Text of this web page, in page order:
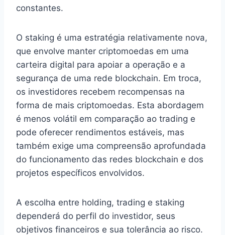
constantes.
O staking é uma estratégia relativamente nova,
que envolve manter criptomoedas em uma
carteira digital para apoiar a operação e a
segurança de uma rede blockchain. Em troca,
os investidores recebem recompensas na
forma de mais criptomoedas. Esta abordagem
é menos volátil em comparação ao trading e
pode oferecer rendimentos estáveis, mas
também exige uma compreensão aprofundada
do funcionamento das redes blockchain e dos
projetos específicos envolvidos.
A escolha entre holding, trading e staking
dependerá do perfil do investidor, seus
objetivos financeiros e sua tolerância ao risco.